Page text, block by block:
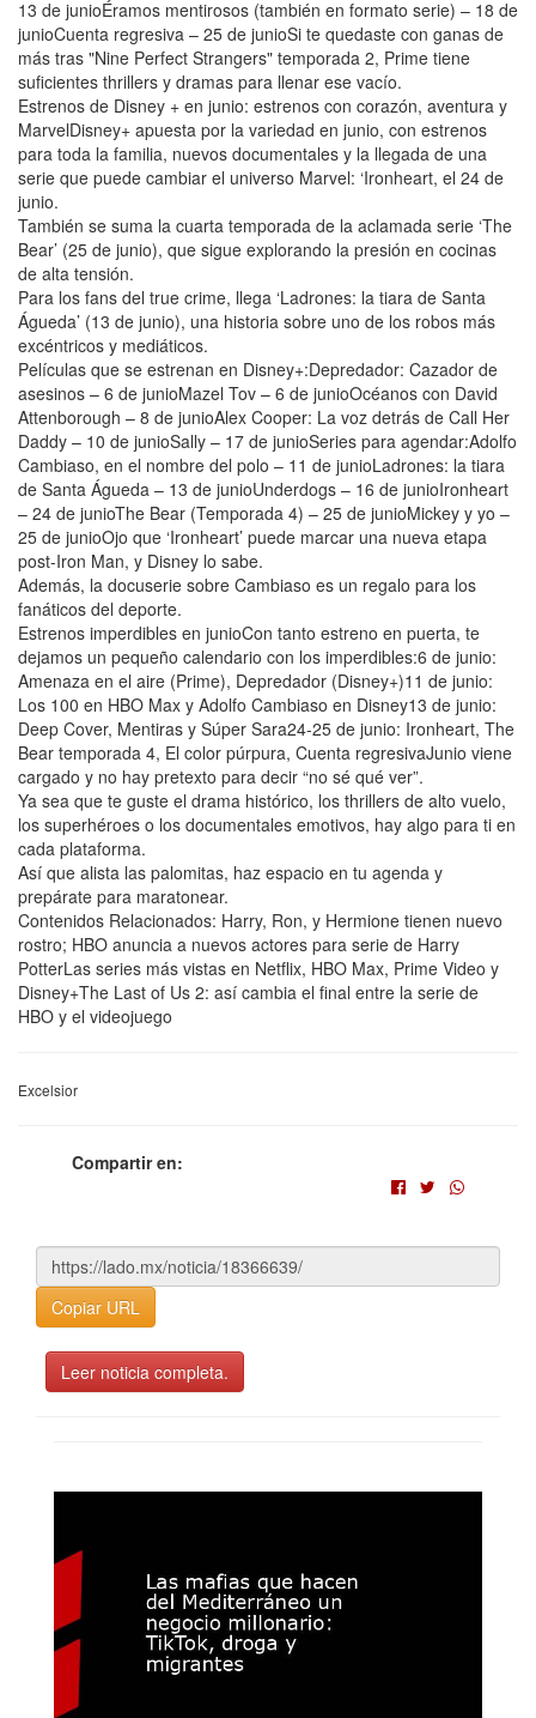
13 de junioÉramos mentirosos (también en formato serie) – 18 de
junioCuenta regresiva – 25 de junioSi te quedaste con ganas de
más tras "Nine Perfect Strangers" temporada 2, Prime tiene
suficientes thrillers y dramas para llenar ese vacío.
Estrenos de Disney + en junio: estrenos con corazón, aventura y
MarvelDisney+ apuesta por la variedad en junio, con estrenos
para toda la familia, nuevos documentales y la llegada de una
serie que puede cambiar el universo Marvel: ‘Ironheart, el 24 de
junio.
También se suma la cuarta temporada de la aclamada serie ‘The
Bear’ (25 de junio), que sigue explorando la presión en cocinas
de alta tensión.
Para los fans del true crime, llega ‘Ladrones: la tiara de Santa
Águeda’ (13 de junio), una historia sobre uno de los robos más
excéntricos y mediáticos.
Películas que se estrenan en Disney+:Depredador: Cazador de
asesinos – 6 de junioMazel Tov – 6 de junioOcéanos con David
Attenborough – 8 de junioAlex Cooper: La voz detrás de Call Her
Daddy – 10 de junioSally – 17 de junioSeries para agendar:Adolfo
Cambiaso, en el nombre del polo – 11 de junioLadrones: la tiara
de Santa Águeda – 13 de junioUnderdogs – 16 de junioIronheart
– 24 de junioThe Bear (Temporada 4) – 25 de junioMickey y yo –
25 de junioOjo que ‘Ironheart’ puede marcar una nueva etapa
post-Iron Man, y Disney lo sabe.
Además, la docuserie sobre Cambiaso es un regalo para los
fanáticos del deporte.
Estrenos imperdibles en junioCon tanto estreno en puerta, te
dejamos un pequeño calendario con los imperdibles:6 de junio:
Amenaza en el aire (Prime), Depredador (Disney+)11 de junio:
Los 100 en HBO Max y Adolfo Cambiaso en Disney13 de junio:
Deep Cover, Mentiras y Súper Sara24-25 de junio: Ironheart, The
Bear temporada 4, El color púrpura, Cuenta regresivaJunio viene
cargado y no hay pretexto para decir “no sé qué ver”.
Ya sea que te guste el drama histórico, los thrillers de alto vuelo,
los superhéroes o los documentales emotivos, hay algo para ti en
cada plataforma.
Así que alista las palomitas, haz espacio en tu agenda y
prepárate para maratonear.
Contenidos Relacionados: Harry, Ron, y Hermione tienen nuevo
rostro; HBO anuncia a nuevos actores para serie de Harry
PotterLas series más vistas en Netflix, HBO Max, Prime Video y
Disney+The Last of Us 2: así cambia el final entre la serie de
HBO y el videojuego
Excelsior
Compartir en:
Copiar URL
Leer noticia completa.